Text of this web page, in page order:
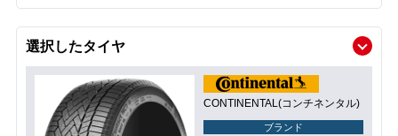
選択したタイヤ
CONTINENTAL(コンチネンタル)
ブランド